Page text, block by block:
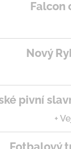
Falcon
Nový
pivní
+